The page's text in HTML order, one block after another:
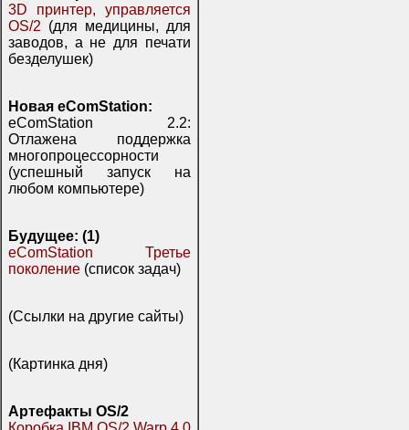
3D принтер, управляется
OS/2 (для медицины, для
заводов, а не для печати
безделушек)
Новая eComStation:
eComStation 2.2:
Отлажена поддержка
многопроцессорности
(успешный запуск на
любом компьютере)
Будущее: (1)
eComStation Третье
поколение (список задач)
(Ссылки на другие сайты)
(Картинка дня)
Артефакты OS/2